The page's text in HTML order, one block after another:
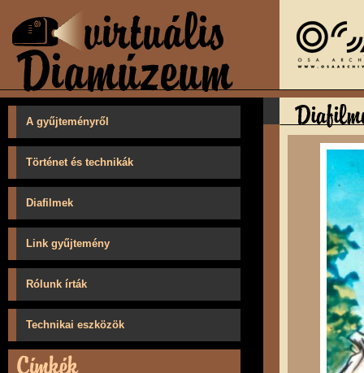
A gyűjteményről
Történet és technikák
Diafilmek
Link gyűjtemény
Rólunk írták
Technikai eszközök